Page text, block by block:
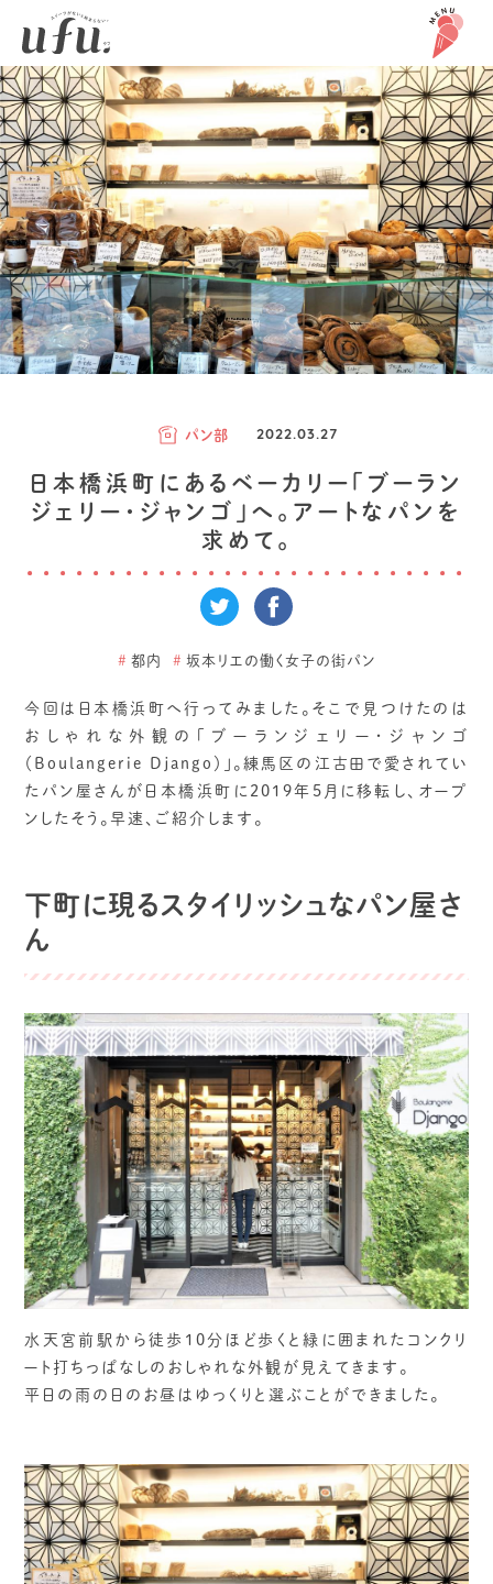
パン部 2022.03.27
日本橋浜町にあるベーカリー「ブーラン
ジェリー・ジャンゴ」へ。アートなパンを
求めて。
# 都内 # 坂本リエの働く女子の街パン
今回は日本橋浜町へ行ってみました。そこで見つけたのは
おしゃれな外観の「ブーランジェリー・ジャンゴ
（Boulangerie Django）」。練馬区の江古田で愛されてい
たパン屋さんが日本橋浜町に2019年5月に移転し、オープ
ンしたそう。早速、ご紹介します。
下町に現るスタイリッシュなパン屋さ
ん
水天宮前駅から徒歩10分ほど歩くと緑に囲まれたコンクリ
ート打ちっぱなしのおしゃれな外観が見えてきます。
平日の雨の日のお昼はゆっくりと選ぶことができました。